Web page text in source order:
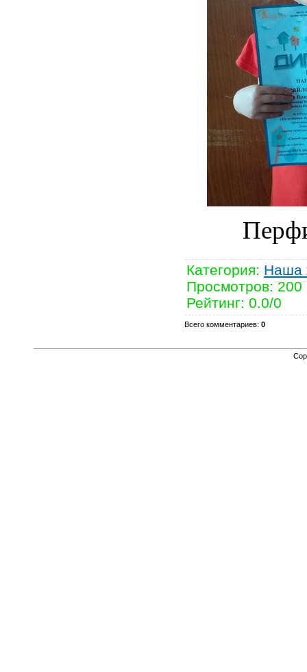
Категория: Наша
Просмотров:
Рейтинг: 0.0/0
Всего комментариев: 0